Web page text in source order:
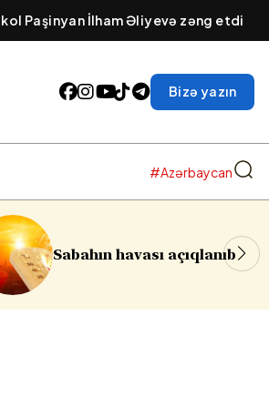
Paşinyan İlham Əliyevə zəng etdi
Bizə yazın
#Azərbaycan
Sumqayıtda azyaşlıya
soyğunçuluq edilib